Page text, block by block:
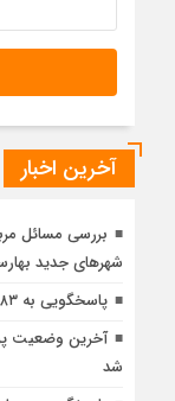
آخرین اخبار
بررسی مسائل
شهرهای جدید
پاسخگویی به ۸۳ شهروند در «دوشنبه‌های ملاقات مردمی»
آخرین وضعیت
شد